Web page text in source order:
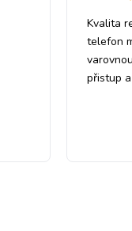
Kvalita
telefon
přistup